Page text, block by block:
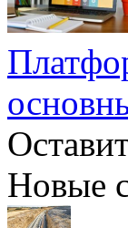
Новые